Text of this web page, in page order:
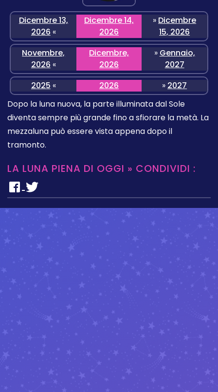
Dicembre 13,
2026 «
Dicembre 14,
2026
» Dicembre
15, 2026
Novembre,
2026 «
Dicembre,
2026
» Gennaio,
2027
2025 « 2026 » 2027
Dopo la luna nuova, la parte illuminata dal Sole
diventa sempre più grande fino a sfiorare la metà. La
mezzaluna può essere vista appena dopo il
tramonto.
LA LUNA PIENA DI OGGI » CONDIVIDI :